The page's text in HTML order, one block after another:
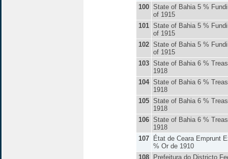
100 State of Bahia 5 %
of 1915
101 State of Bahia 5 %
of 1915
102 State of Bahia 5 %
of 1915
103 State of Bahia 6 %
1918
104 State of Bahia 6 %
1918
105 State of Bahia 6 %
1918
106 State of Bahia 6 %
1918
107
État de Ceara Emprunt
% Or de 1910
108
Prefeitura do Districto